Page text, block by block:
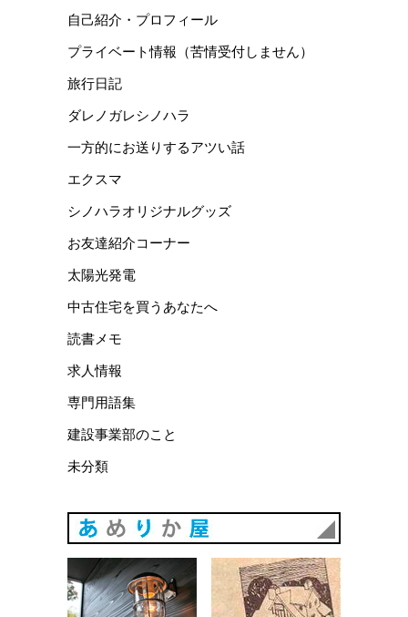
自己紹介・プロフィール
プライベート情報（苦情受付しません）
旅行日記
ダレノガレシノハラ
一方的にお送りするアツい話
エクスマ
シノハラオリジナルグッズ
お友達紹介コーナー
太陽光発電
中古住宅を買うあなたへ
読書メモ
求人情報
専門用語集
建設事業部のこと
未分類
あめりか屋WEBサイト